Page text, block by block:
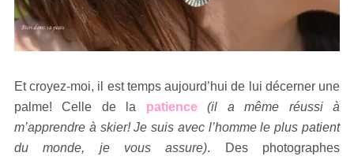
Et croyez-moi, il est temps aujourd’hui de lui décerner une
palme! Celle de la patience(il a même réussi à
m’apprendre à skier! Je suis avec l’homme le plus patient
du monde, je vous assure). Des photographes